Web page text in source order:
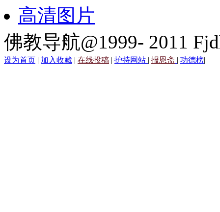
高清图片
佛教导航@1999- 2011
设为首页 | 加入收藏 | 在线投稿 | 护持网站 | 报恩斋 | 功德榜|